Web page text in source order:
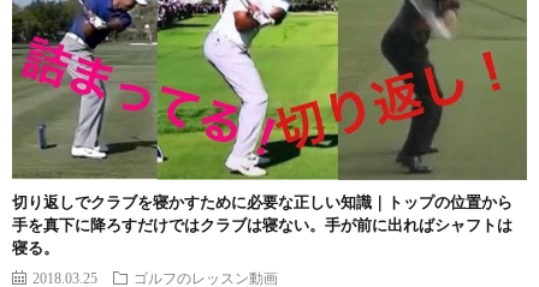
切り返しでクラブを寝かすために必要な正しい知識｜トップの位置から
手を真下に降ろすだけではクラブは寝ない。手が前に出ればシャフトは
寝る。
2018.03.25 ゴルフのレッスン動画